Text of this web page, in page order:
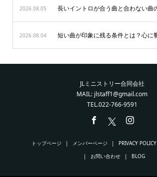
2026.08.05
2026.08.04
JLミニストリー合同会社
MAIL: jlstaff1@gmail.com
TEL.022-766-9591
トップページ メンバーページ PRIVACY POLICY
お問い合わせ
BLOG